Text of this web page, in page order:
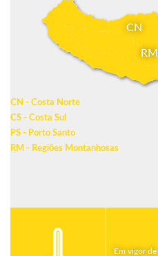
CN
RM
CN - Costa Norte
CS - Costa Sul
PS - Porto Santo
RM - Regiões Montanhosas
Em vigor